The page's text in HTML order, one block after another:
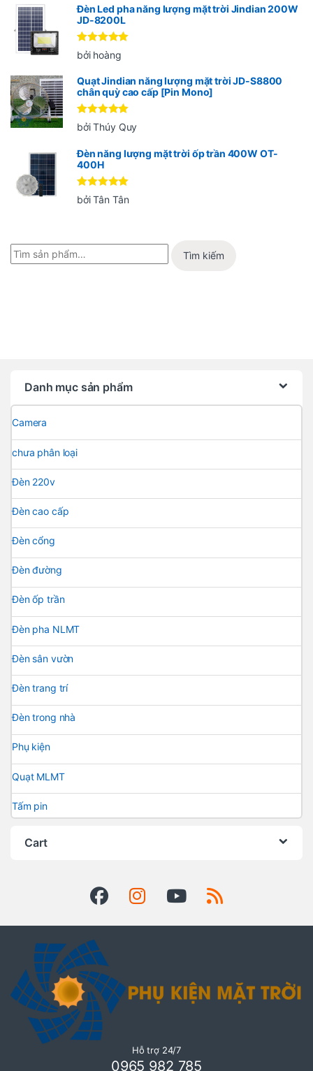
Đèn Led pha năng lượng mặt trời Jindian 200W
JD-8200L
Được xếp
hạng55
bởi hoàng
Quạt Jindian năng lượng mặt trời JD-S8800
chân quỳ cao cấp [Pin Mono]
Được xếp
hạng 5 5
bởi Thúy Quy
Đèn năng lượng mặt trời ốp trần 400W OT-
400H
Được xếp
hạng 55
bởi Tân Tân
Tìm kiếm
Danh mục sản phẩm
Camera
chưa phân loại
Đèn 220v
Đèn cao cấp
Đèn cổng
Đèn đường
Đèn ốp trần
Đèn pha NLMT
Đèn sân vườn
Đèn trang trí
Đèn trong nhà
Phụ kiện
Quạt MLMT
Tấm pin
Cart
Hỗ trợ 24/7
0965 982 785